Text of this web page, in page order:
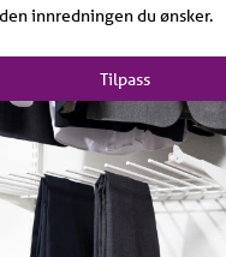
den innredningen du ønsker.
Tilpass